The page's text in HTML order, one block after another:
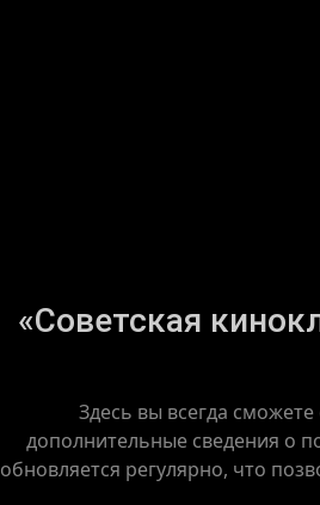
«Советская
Здесь вы всегда
дополнительные сведения о
обновляется регулярно, что